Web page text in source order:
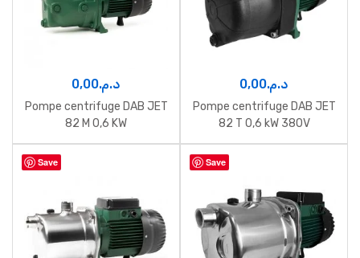
د.م.0,00
Pompe centrifuge DAB JET
82 M 0,6 KW
د.م.0,00
Pompe centrifuge DAB JET
82 T 0,6 kW 380V
Save Save